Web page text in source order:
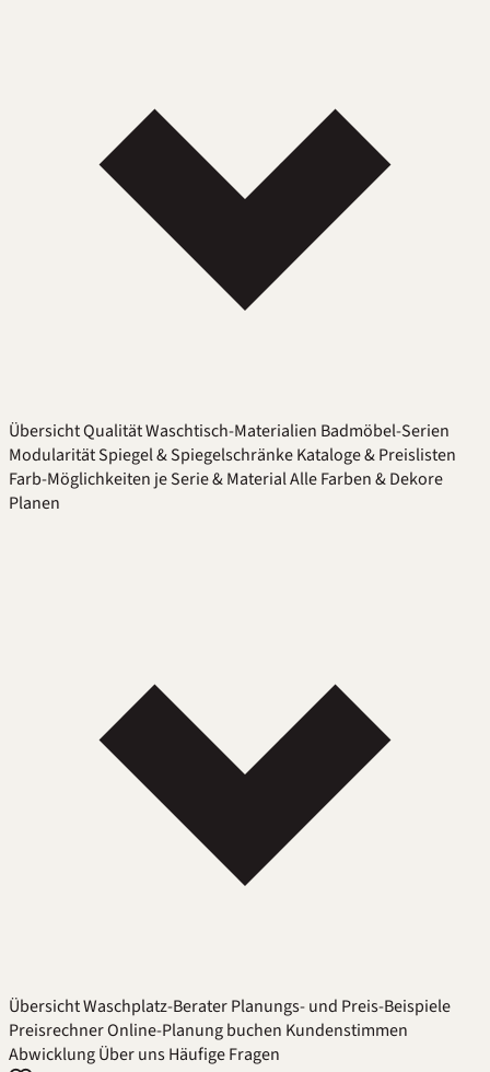
ÜbersichtQualitätWaschtisch-Materialien Badmöbel-Serien
ModularitätSpiegel & SpiegelschränkeKataloge & Preislisten
Farb-Möglichkeiten je Serie & MaterialAlle Farben & Dekore
Planen
ÜbersichtWaschplatz-BeraterPlanungs- und Preis-Beispiele
PreisrechnerOnline-Planung buchen Kundenstimmen
AbwicklungÜber unsHäufige Fragen